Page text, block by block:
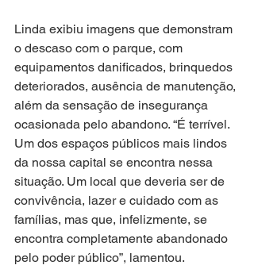
Linda exibiu imagens que demonstram
o descaso com o parque, com
equipamentos danificados, brinquedos
deteriorados, ausência de manutenção,
além da sensação de insegurança
ocasionada pelo abandono. “É terrível.
Um dos espaços públicos mais lindos
da nossa capital se encontra nessa
situação. Um local que deveria ser de
convivência, lazer e cuidado com as
famílias, mas que, infelizmente, se
encontra completamente abandonado
pelo poder público”, lamentou.